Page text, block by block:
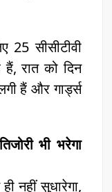
25 सीसीटीवी
रात को दिन
हैं और गार्ड्स
भी भरेगा
नहीं सुधारेगा,